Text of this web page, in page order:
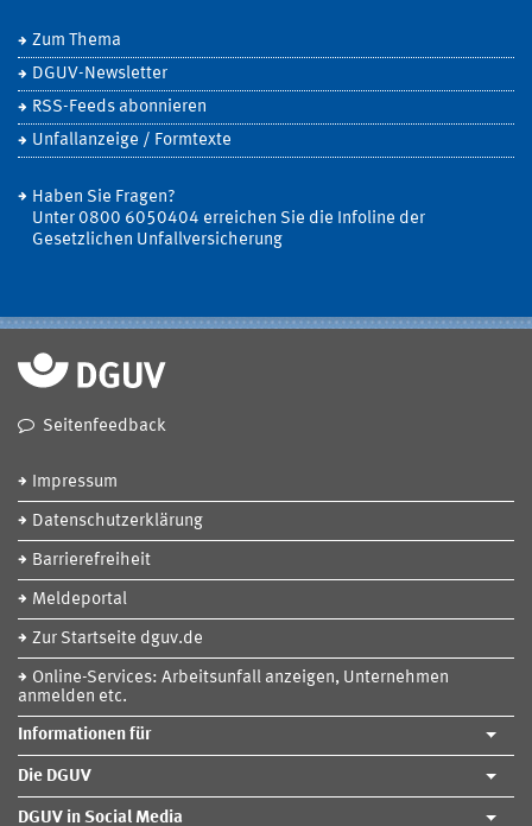
Zum Thema
DGUV-Newsletter
RSS-Feeds abonnieren
Unfallanzeige / Formtexte
Haben Sie Fragen?
Unter 0800 6050404 erreichen Sie die Infoline der
Gesetzlichen Unfallversicherung
Seitenfeedback
Impressum
Datenschutzerklärung
Barrierefreiheit
Meldeportal
Zur Startseite dguv.de
Online-Services: Arbeitsunfall anzeigen, Unternehmen
anmelden etc.
Informationen für
Die DGUV
DGUV in Social Media